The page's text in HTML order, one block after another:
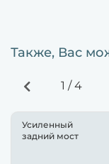
Также, Вас
1 /4
Усиленный
задний мост